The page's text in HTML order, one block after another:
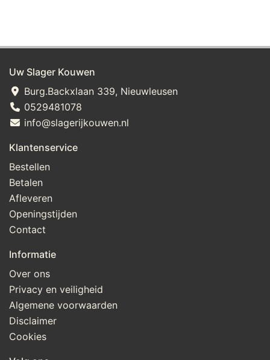
Uw Slager Kouwen
Burg.Backxlaan 339, Nieuwleusen
0529481078
info@slagerijkouwen.nl
Klantenservice
Bestellen
Betalen
Afleveren
Openingstijden
Contact
Informatie
Over ons
Privacy en veiligheid
Algemene voorwaarden
Disclaimer
Cookies